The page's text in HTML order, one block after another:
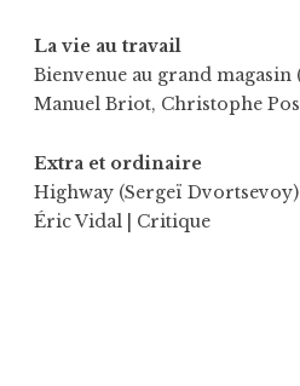
La vie au travail
Bienvenue au grand
Manuel Briot, Christophe
Extra et ordinaire
Highway (Sergeï Dvortsevoy)
Éric Vidal | Critique